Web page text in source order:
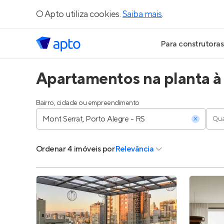
O Apto utiliza cookies.Saiba mais.
Para construtoras
Geração de
Geração de
Parcerias
Anunciar
Apartamentos na planta
Bairro, cidade ou empreendimento
Ordenar4 imóveis porRelevância